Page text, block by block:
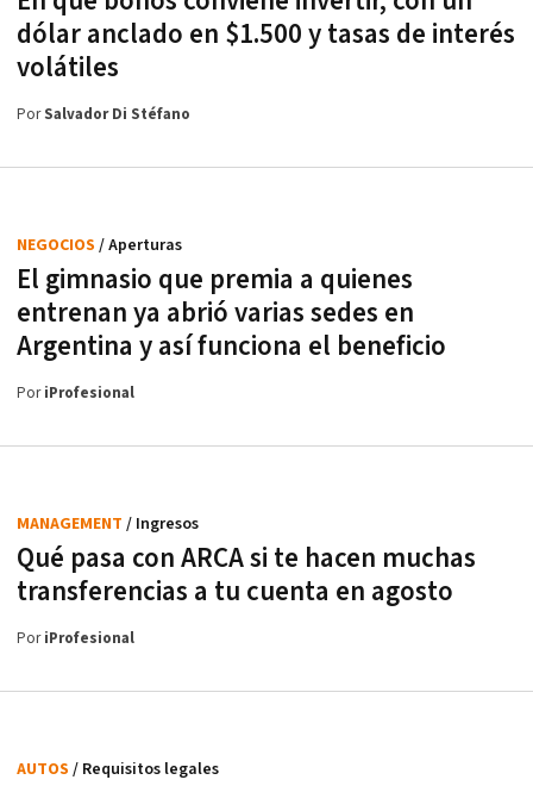
dólar anclado en $1.500 y tasas de interés
volátiles
PorSalvador Di Stéfano
El gimnasio que premia a quienes
entrenan ya abrió varias sedes en
Argentina y así funciona el beneficio
NEGOCIOS / Aperturas
PoriProfesional
Qué pasa con ARCA si te hacen muchas
transferencias a tu cuenta en agosto
MANAGEMENT / Ingresos
PoriProfesional
AUTOS / Requisitos legales